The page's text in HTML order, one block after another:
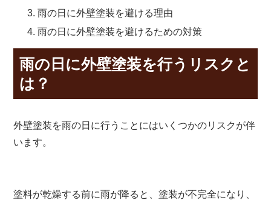
雨の日に外壁塗装を避ける理由
雨の日に外壁塗装を避けるための対策
雨の日に外壁塗装を行うリスクと
は？
外壁塗装を雨の日に行うことにはいくつかのリスクが伴
います。
塗料が乾燥する前に雨が降ると、塗装が不完全になり、